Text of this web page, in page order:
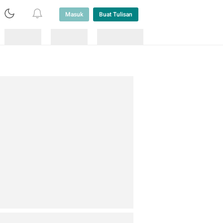
Masuk Buat Tulisan